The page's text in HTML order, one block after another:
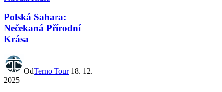
Polská Sahara:
Nečekaná Přírodní
Krása
OdTerno Tour 18. 12.
2025